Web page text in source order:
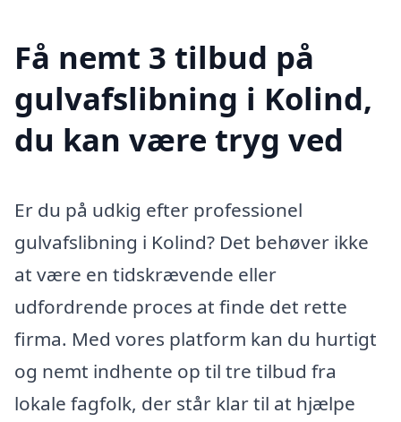
Få nemt 3 tilbud på
gulvafslibning i Kolind,
du kan være tryg ved
Er du på udkig efter professionel
gulvafslibning i Kolind? Det behøver ikke
at være en tidskrævende eller
udfordrende proces at finde det rette
firma. Med vores platform kan du hurtigt
og nemt indhente op til tre tilbud fra
lokale fagfolk, der står klar til at hjælpe